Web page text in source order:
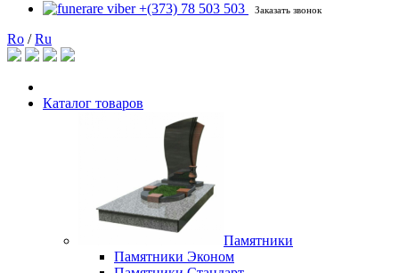
+(373) 78 503 503
Заказать звонок
Ro /Ru
Каталог товаров
Памятники
Памятники Эконом